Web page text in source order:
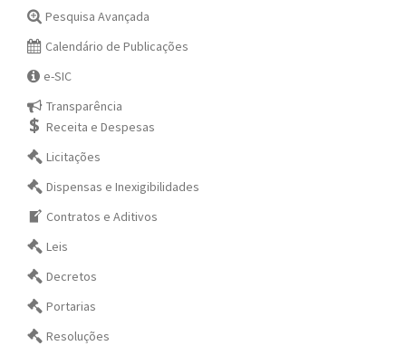
Pesquisa Avançada
Calendário de Publicações
e-SIC
Transparência
Receita e Despesas
Licitações
Dispensas e Inexigibilidades
Contratos e Aditivos
Leis
Decretos
Portarias
Resoluções